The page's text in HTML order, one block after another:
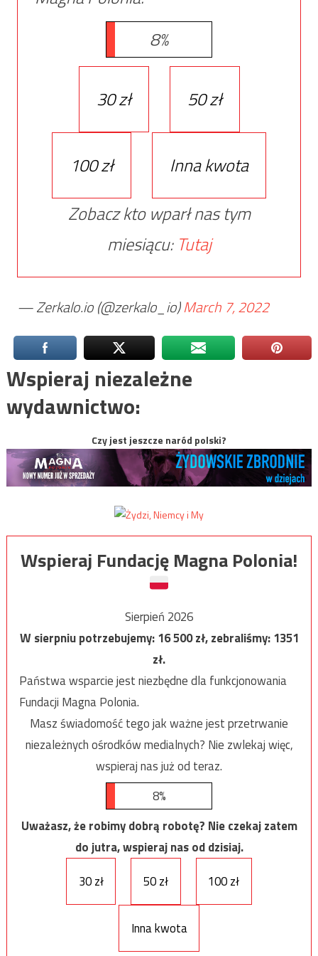
8%
30 zł 50 zł
100 zł
Inna kwota
Zobacz kto wparł nas tym
miesiącu: Tutaj
— Zerkalo.io (@zerkalo_io)March 7, 2022
Wspieraj niezależne
wydawnictwo:
Czy jest jeszcze naród polski?
Wspieraj Fundację Magna Polonia!
Sierpień 2026
W sierpniu potrzebujemy:16 500zł, zebraliśmy:1351
zł.
Państwa wsparcie jest niezbędne dla funkcjonowania
Fundacji Magna Polonia.
Masz świadomość tego jak ważne jest przetrwanie
niezależnych ośrodków medialnych? Nie zwlekaj więc,
wspieraj nas już od teraz.
8%
Uważasz, że robimy dobrą robotę? Nie czekaj zatem
do jutra, wspieraj nas od dzisiaj.
30 zł
50 zł 100 zł
Inna kwota